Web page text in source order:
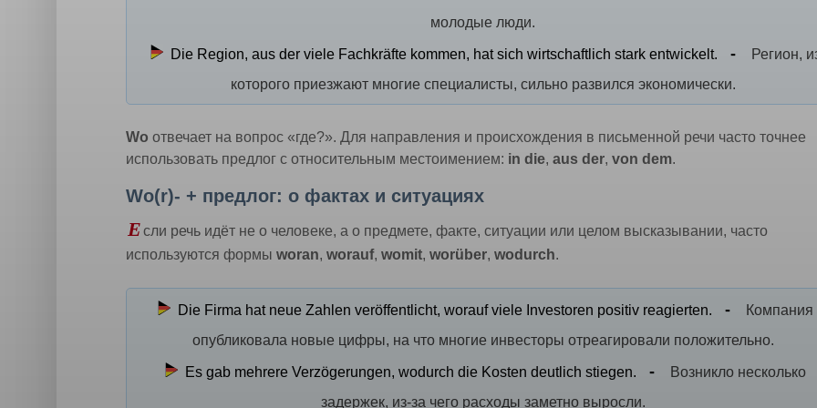
молодые люди.
Die Region, aus der viele Fachkräfte kommen, hat sich wirtschaftlich stark entwickelt.
Регион,
которого приезжают многие специалисты, сильно развился экономически.
Wo отвечает на вопрос «где?». Для направления и происхождения в письменной речи часто точнее
использовать предлог с относительным местоимением: in die, aus der, von dem.
Wo(r)- + предлог: о фактах и ситуациях
Если речь идёт не о человеке, а о предмете, факте, ситуации или целом высказывании, часто
используются формы woran, worauf, womit, worüber, wodurch.
Die Firma hat neue Zahlen veröffentlicht, worauf viele Investoren positiv reagierten.
Компания
опубликовала новые цифры, на что многие инвесторы отреагировали положительно.
Es gab mehrere Verzögerungen, wodurch die Kosten deutlich stiegen.
Возникло несколько
задержек, из-за чего расходы заметно выросли.